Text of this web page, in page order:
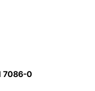
7086-0